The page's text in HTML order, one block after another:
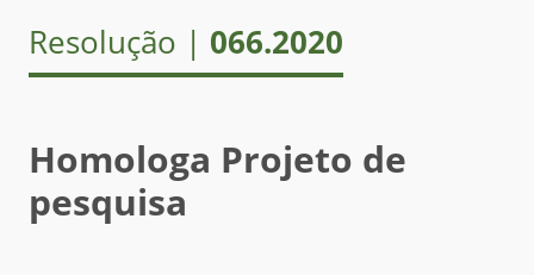
Resolução | 066.2020
Homologa Projeto de
pesquisa